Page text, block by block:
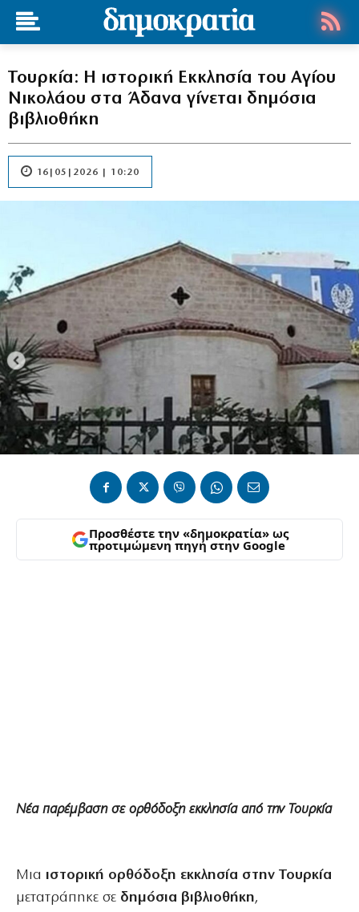
Τουρκία: Η ιστορική Εκκλησία του Αγίου
Νικολάου στα Άδανα γίνεται δημόσια
βιβλιοθήκη
16|05|2026 | 10:20
Προσθέστε την «δημοκρατία» ως
προτιμώμενη πηγή στην Google
Νέα παρέμβαση σε ορθόδοξη εκκλησία από την Τουρκία
Μια ιστορική ορθόδοξη εκκλησία στην Τουρκία
μετατράπηκε σε δημόσια βιβλιοθήκη,